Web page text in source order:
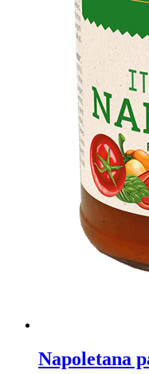
Napoletana